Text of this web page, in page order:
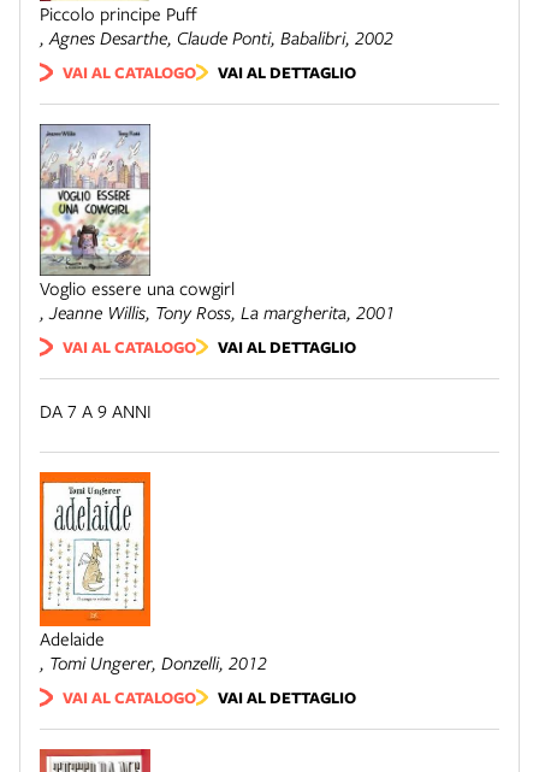
Piccolo principe Puff
, Agnes Desarthe, Claude Ponti, Babalibri, 2002
VAI AL CATALOGO VAI AL DETTAGLIO
Voglio essere una cowgirl
, Jeanne Willis, Tony Ross, La margherita, 2001
VAI AL CATALOGO VAI AL DETTAGLIO
DA 7 A 9 ANNI
Adelaide
, Tomi Ungerer, Donzelli, 2012
VAI AL CATALOGO VAI AL DETTAGLIO